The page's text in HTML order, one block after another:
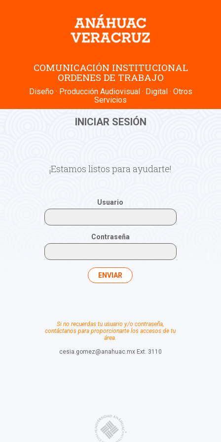
COMUNICACIÓN INSTITUCIONAL
ORDENES DE TRABAJO
Diseño · Producción Audiovisual · Digital · Otros
Servicios
INICIAR SESIÓN
¡Estamos listos para ayudarte!
Usuario
Contraseña
Si no recuerdas tu usuario y/o contraseña,
contáctanos para proporcionarte los accesos de tu
área.
cesia.gomez@anahuac.mx Ext. 3110